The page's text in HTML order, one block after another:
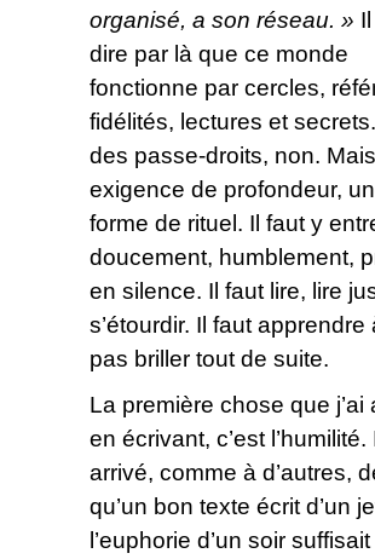
organisé, a son réseau. »
dire par là que ce monde
fonctionne par cercles,
fidélités, lectures et
des passe-droits, non.
exigence de profondeur,
forme de rituel. Il faut y
doucement, humblement,
en silence. Il faut lire, lire
s’étourdir. Il faut apprendre
pas briller tout de suite.
La première chose que j’ai
en écrivant, c’est l’humilité.
arrivé, comme à d’autres,
qu’un bon texte écrit d’un
l’euphorie d’un soir suffisait